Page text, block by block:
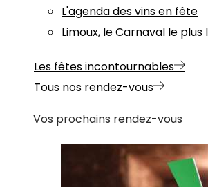
L'agenda des vins en fête
Limoux, le Carnaval le
Les fêtes incontournables
Tous nos rendez-vous
Vos prochains rendez-vous